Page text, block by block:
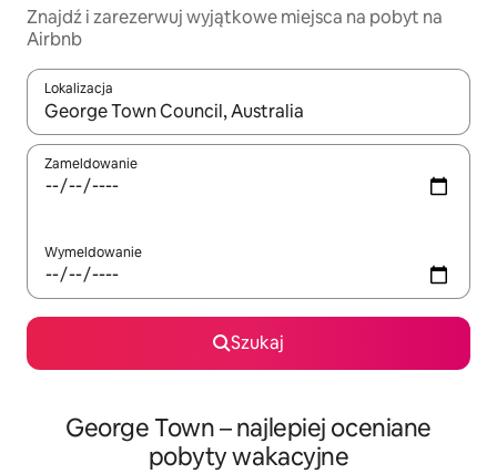
Znajdź i zarezerwuj wyjątkowe miejsca na pobyt na
Airbnb
Lokalizacja
Gdy wyniki będą dostępne, możesz poruszać się po nich za
Zameldowanie
Wymeldowanie
Szukaj
George Town – najlepiej oceniane
pobyty wakacyjne